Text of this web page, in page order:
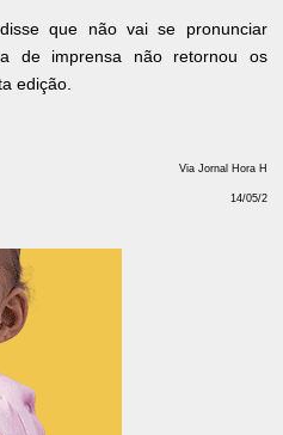
que não vai se pronunciar
de imprensa não retornou os
edição.
Via Jornal Hora H
14/05/2